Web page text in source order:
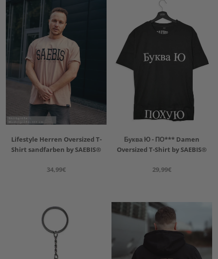
Lifestyle Herren Oversized T-
Shirt sandfarben by SAEBIS®
34,99€
Буква Ю - ПО*** Damen
Oversized T-Shirt by SAEBIS®
29,99€